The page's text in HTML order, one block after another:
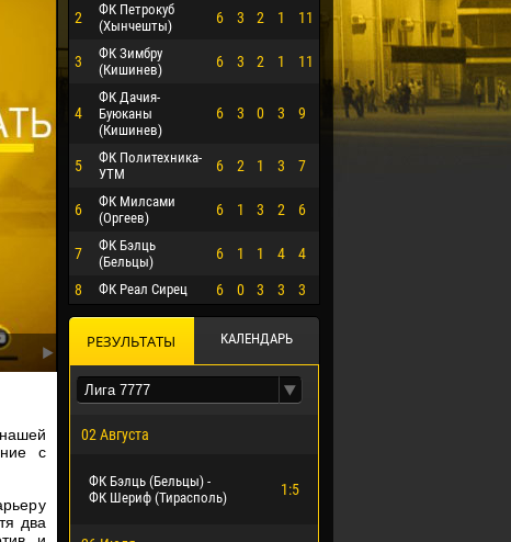
ЭРРЕРА
с
два
2
ФК Петрокуб
(Хынчешты)
6 3 2 1 11
3
ФК Зимбру
(Кишинев)
6 3 2 1 11
4
ФК Дачия-
Буюканы
(Кишинев)
6 3 0 3 9
5
ФК Политехника-
УТМ
6 2 1 3 7
6
ФК Милсами
(Оргеев)
6 1 3 2 6
7
ФК Бэлць
(Бельцы)
6 1 1 4 4
8 ФК Реал Сирец 6 0 3 3 3
РЕЗУЛЬТАТЫ КАЛЕНДАРЬ
02 Августа
ФК Бэлць (Бельцы) -
ФК Шериф (Тирасполь)
1:5